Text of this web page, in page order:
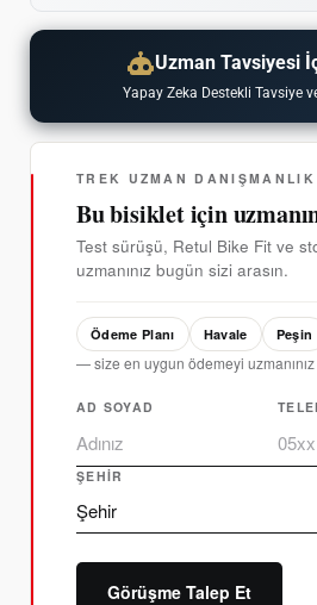
Uzman Tavsiyesi
Yapay Zeka Destekli Tavsiye
TREK UZMAN DANIŞMANLIK
Bu bisiklet için
Test sürüşü, Retul Bike Fit ve
uzmanınız bugün sizi arasın.
Ödeme Planı Havale Peşin
— size en uygun ödemeyi uzmanınız
AD SOYAD
ŞEHIR
Görüşme Talep Et